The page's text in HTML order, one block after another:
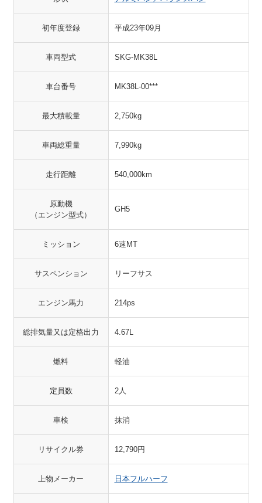
初年度登録 平成23年09月
車両型式 SKG-MK38L
車台番号 MK38L-00***
最大積載量 2,750kg
車両総重量 7,990kg
走行距離 540,000km
原動機
（エンジン型式）
GH5
ミッション 6速MT
サスペンション リーフサス
エンジン馬力 214ps
総排気量又は定格出力 4.67L
燃料 軽油
定員数 2人
車検 抹消
リサイクル券 12,790円
上物メーカー 日本フルハーフ